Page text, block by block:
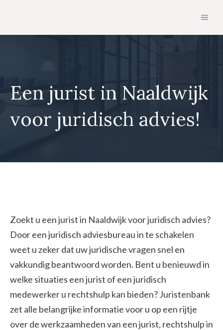
de
Een jurist in Naaldwijk
voor juridisch advies!
Zoekt u een jurist in Naaldwijk voor juridisch advies?
Door een juridisch adviesbureau in te schakelen
weet u zeker dat uw juridische vragen snel en
vakkundig beantwoord worden. Bent u benieuwd in
welke situaties een jurist of een juridisch
medewerker u rechtshulp kan bieden? Juristenbank
zet alle belangrijke informatie voor u op een rijtje
over de werkzaamheden van een jurist, rechtshulp in